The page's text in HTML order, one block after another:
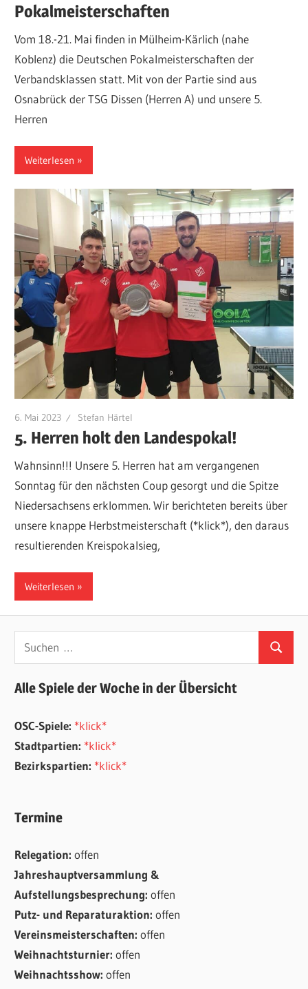
Pokalmeisterschaften
Vom 18.-21. Mai finden in Mülheim-Kärlich (nahe
Koblenz) die Deutschen Pokalmeisterschaften der
Verbandsklassen statt. Mit von der Partie sind aus
Osnabrück der TSG Dissen (Herren A) und unsere 5.
Herren
Weiterlesen
6. Mai 2023 Stefan Härtel
5. Herren holt den Landespokal!
Wahnsinn!!! Unsere 5. Herren hat am vergangenen
Sonntag für den nächsten Coup gesorgt und die Spitze
Niedersachsens erklommen. Wir berichteten bereits über
unsere knappe Herbstmeisterschaft (*klick*), den daraus
resultierenden Kreispokalsieg,
Weiterlesen
Suchen
nach:
Suchen
Alle Spiele der Woche in der Übersicht
OSC-Spiele: *klick*
Stadtpartien: *klick*
Bezirkspartien: *klick*
Termine
Relegation:offen
Jahreshauptversammlung &
Aufstellungsbesprechung:offen
Putz- und Reparaturaktion:offen
Vereinsmeisterschaften:offen
Weihnachtsturnier:offen
Weihnachtsshow:offen